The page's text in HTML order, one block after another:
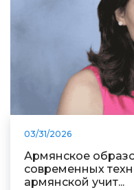
03/31/2026
Армянское
современных
армянской учит...